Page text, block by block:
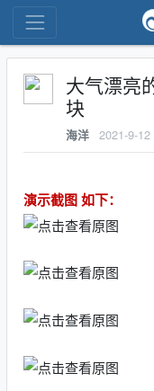
大气漂亮
块
海洋 2021-9-12
演示截图 如下：